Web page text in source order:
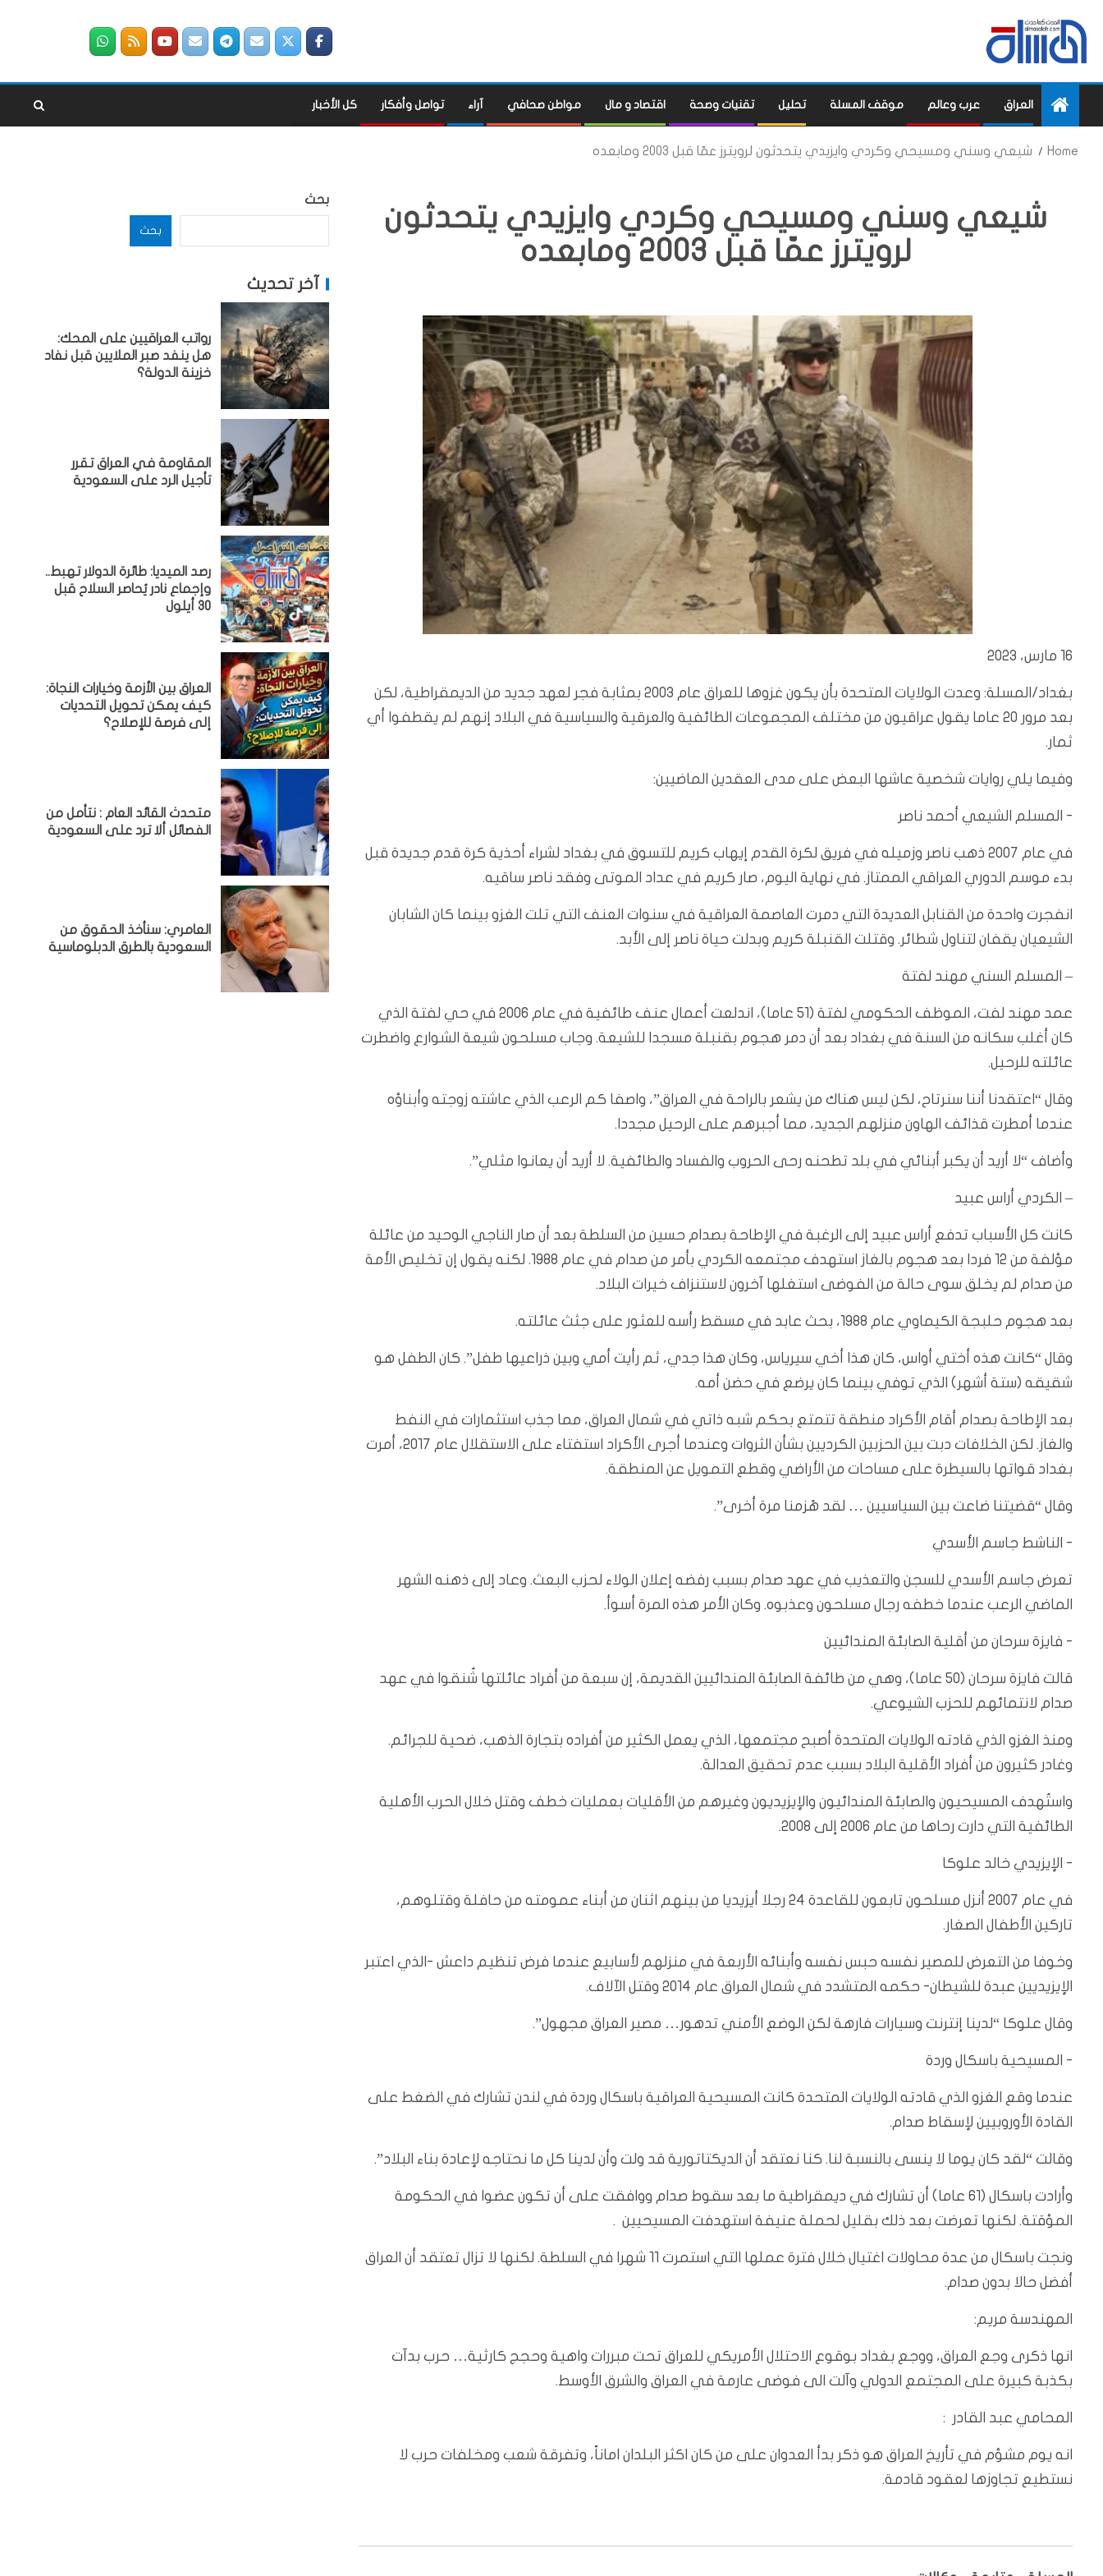
العراق عرب وعالم موقف المسلة تحليل تقنيات وصحة اقتصاد و مال مواطن صحافي آراء تواصل وأفكار كل الأخبار
Home شيعي وسني ومسيحي وكردي وايزيدي يتحدثون لرويترز عمّا قبل 2003 ومابعده
شيعي وسني ومسيحي وكردي وايزيدي يتحدثون
لرويترز عمّا قبل 2003 ومابعده
16 مارس، 2023
بغداد/المسلة: وعدت الولايات المتحدة بأن يكون غزوها للعراق عام 2003 بمثابة فجر لعهد جديد من الديمقراطية، لكن
بعد مرور 20 عاما يقول عراقيون من مختلف المجموعات الطائفية والعرقية والسياسية في البلاد إنهم لم يقطفوا أي
ثمار.
وفيما يلي روايات شخصية عاشها البعض على مدى العقدين الماضيين:
‭‭-‬‬ المسلم الشيعي أحمد ناصر
في عام 2007 ذهب ناصر وزميله في فريق لكرة القدم إيهاب كريم للتسوق في بغداد لشراء أحذية كرة قدم جديدة قبل
بدء موسم الدوري العراقي الممتاز. في نهاية اليوم، صار كريم في عداد الموتى وفقد ناصر ساقيه.
انفجرت واحدة من القنابل العديدة التي دمرت العاصمة العراقية في سنوات العنف التي تلت الغزو بينما كان الشابان
الشيعيان يقفان لتناول شطائر‭‭‭.‬‬‬ وقتلت القنبلة كريم وبدلت حياة ناصر إلى الأبد.
– المسلم السني مهند لفتة
عمد مهند لفت، الموظف الحكومي لفتة (51 عاما)، اندلعت أعمال عنف طائفية في عام 2006 في حي لفتة الذي
كان أغلب سكانه من السنة في بغداد بعد أن دمر هجوم بقنبلة مسجدا للشيعة. وجاب مسلحون شيعة الشوارع واضطرت
عائلته للرحيل.
وقال “اعتقدنا أننا سنرتاح، لكن ليس هناك من يشعر بالراحة في العراق”، واصفا كم الرعب الذي عاشته زوجته وأبناؤه
عندما أمطرت قذائف الهاون منزلهم الجديد، مما أجبرهم على الرحيل مجددا.
وأضاف “لا أريد أن يكبر أبنائي في بلد تطحنه رحى الحروب والفساد والطائفية. لا أريد أن يعانوا مثلي”.
– الكردي أراس عبيد
كانت كل الأسباب تدفع أراس عبيد إلى الرغبة في الإطاحة بصدام حسين من السلطة بعد أن صار الناجي الوحيد من عائلة
مؤلفة من 12 فردا بعد هجوم بالغاز استهدف مجتمعه الكردي بأمر من صدام في عام 1988. لكنه يقول إن تخليص الأمة
من صدام لم يخلق سوى حالة من الفوضى استغلها آخرون لاستنزاف خيرات البلاد.
بعد هجوم حلبجة الكيماوي عام 1988، بحث عابد في مسقط رأسه للعثور على جثث عائلته.
وقال “كانت هذه أختي أواس، كان هذا أخي سيرياس، وكان هذا جدي، ثم رأيت أمي وبين ذراعيها طفل”. كان الطفل هو
شقيقه (ستة أشهر) الذي توفي بينما كان يرضع في حضن أمه.
بعد الإطاحة بصدام أقام الأكراد منطقة تتمتع بحكم شبه ذاتي في شمال العراق، مما جذب استثمارات في النفط
والغاز. لكن الخلافات دبت بين الحزبين الكرديين بشأن الثروات وعندما أجرى الأكراد استفتاء على الاستقلال عام 2017، أمرت
بغداد قواتها بالسيطرة على مساحات من الأراضي وقطع التمويل عن المنطقة.
وقال “قضيتنا ضاعت بين السياسيين … لقد هُزمنا مرة أخرى”.
‭-‬ الناشط جاسم الأسدي
تعرض جاسم الأسدي للسجن والتعذيب في عهد صدام بسبب رفضه إعلان الولاء لحزب البعث. وعاد إلى ذهنه الشهر
الماضي الرعب عندما خطفه رجال مسلحون وعذبوه. وكان الأمر هذه المرة أسوأ.
‭-‬ فايزة سرحان من أقلية الصابئة المندائيين
قالت فايزة سرحان (50 عاما)، وهي من طائفة الصابئة المندائيين القديمة، إن سبعة من أفراد عائلتها شُنقوا في عهد
صدام لانتمائهم للحزب الشيوعي.
ومنذ الغزو الذي قادته الولايات المتحدة أصبح مجتمعها، الذي يعمل الكثير من أفراده بتجارة الذهب، ضحية للجرائم.
وغادر كثيرون من أفراد الأقلية البلاد بسبب عدم تحقيق العدالة.
واستُهدف المسيحيون والصابئة المندائيون والإيزيديون وغيرهم من الأقليات بعمليات خطف وقتل خلال الحرب الأهلية
الطائفية التي دارت رحاها من عام 2006 إلى 2008.
‭-‬ الإيزيدي خالد علوكا
في عام 2007 أنزل مسلحون تابعون للقاعدة 24 رجلا أيزيديا من بينهم اثنان من أبناء عمومته من حافلة وقتلوهم،
تاركين الأطفال الصغار.
وخوفا من التعرض للمصير نفسه حبس نفسه وأبنائه الأربعة في منزلهم لأسابيع عندما فرض تنظيم داعش -الذي اعتبر
الإيزيديين عبدة للشيطان- حكمه المتشدد في شمال العراق عام 2014 وقتل الآلاف.
وقال علوكا “لدينا إنترنت وسيارات فارهة لكن الوضع الأمني تدهور… مصير العراق مجهول”.
‭-‬ المسيحية باسكال وردة
عندما وقع الغزو الذي قادته الولايات المتحدة كانت المسيحية العراقية باسكال وردة في لندن تشارك في الضغط على
القادة الأوروبيين لإسقاط صدام.
وقالت “لقد كان يوما لا ينسى بالنسبة لنا. كنا نعتقد أن الديكتاتورية قد ولت وأن لدينا كل ما نحتاجه لإعادة بناء البلاد”.
وأرادت باسكال (61 عاما) أن تشارك في ديمقراطية ما بعد سقوط صدام ووافقت على أن تكون عضوا في الحكومة
المؤقتة. لكنها تعرضت بعد ذلك بقليل لحملة عنيفة استهدفت المسيحيين .
ونجت باسكال من عدة محاولات اغتيال خلال فترة عملها التي استمرت 11 شهرا في السلطة. لكنها لا تزال تعتقد أن العراق
أفضل حالا بدون صدام.
المهندسة مريم:
انها ذكرى وجع العراق، ووجع بغداد بوقوع الاحتلال الأمريكي للعراق تحت مبررات واهية وحجج كارثية… حرب بدآت
بكذبة كبيرة على المجتمع الدولي وآلت الى فوضى عارمة في العراق والشرق الأوسط.
المحامي عبد القادر :
انه يوم مشؤم في تأريخ العراق هو ذكر بدأ العدوان على من كان اكثر البلدان اماناً، وتفرقة شعب ومخلفات حرب لا
نستطيع تجاوزها لعقود قادمة.
بحث
بحث
آخر تحديث
رواتب العراقيين على المحك:
هل ينفد صبر الملايين قبل نفاد
خزينة الدولة؟
المقاومة في العراق تقرر
تأجيل الرد على السعودية
رصد الميديا: طائرة الدولار تهبط..
وإجماع نادر يُحاصر السلاح قبل
30 أيلول
العراق بين الأزمة وخيارات النجاة:
كيف يمكن تحويل التحديات
إلى فرصة للإصلاح؟
متحدث القائد العام : نتأمل من
الفصائل ألا ترد على السعودية
العامري: سنأخذ الحقوق من
السعودية بالطرق الدبلوماسية